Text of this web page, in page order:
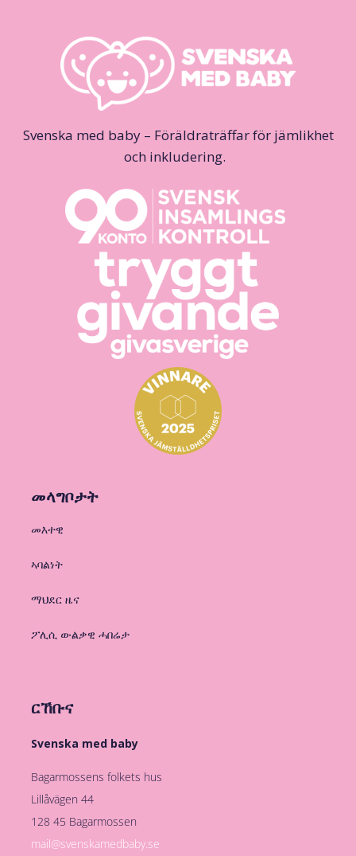
Svenska med baby – Föräldraträffar för jämlikhet
och inkludering.
መላግቦታት
መእተዊ
ኣባልነት
ማህደር ዜና
ፖሊሲ ውልቃዊ ሓበሬታ
ርኸቡና
Svenska med baby
Bagarmossens folkets hus
Lillåvägen 44
128 45 Bagarmossen
mail@svenskamedbaby.se